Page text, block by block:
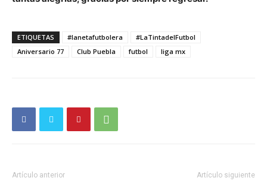
ETIQUETAS #lanetafutbolera
#LaTintadelFutbol
Aniversario 77
Club Puebla futbol liga mx
Artículo anterior Artículo siguiente